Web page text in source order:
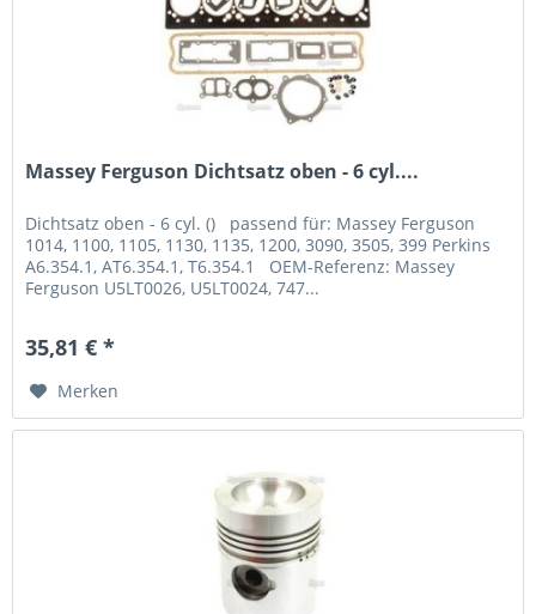
Massey Ferguson Dichtsatz oben - 6 cyl....
Dichtsatz oben - 6 cyl. () passend für: Massey Ferguson
1014, 1100, 1105, 1130, 1135, 1200, 3090, 3505, 399 Perkins
A6.354.1, AT6.354.1, T6.354.1 OEM-Referenz: Massey
Ferguson U5LT0026, U5LT0024, 747...
35,81 € *
Merken